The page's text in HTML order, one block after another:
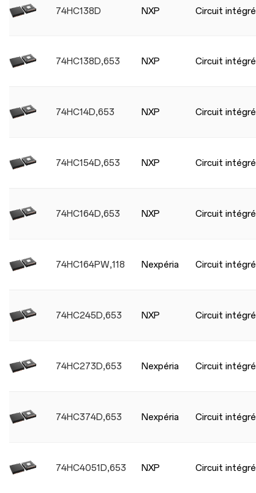
74HC138D NXP Circuit intégré
74HC138D,653 NXP Circuit intégré
74HC14D,653 NXP Circuit intégré
74HC154D,653 NXP Circuit intégré
74HC164D,653 NXP Circuit intégré
74HC164PW,118 Nexpéria Circuit intégré
74HC245D,653 NXP Circuit intégré
74HC273D,653 Nexpéria Circuit intégré
74HC374D,653 Nexpéria Circuit intégré
74HC4051D,653 NXP Circuit intégré